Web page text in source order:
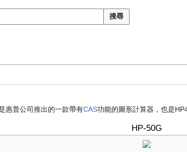
搜尋
惠普公司推出的一款帶有CAS功能的圖形計算器，也是
HP-50G